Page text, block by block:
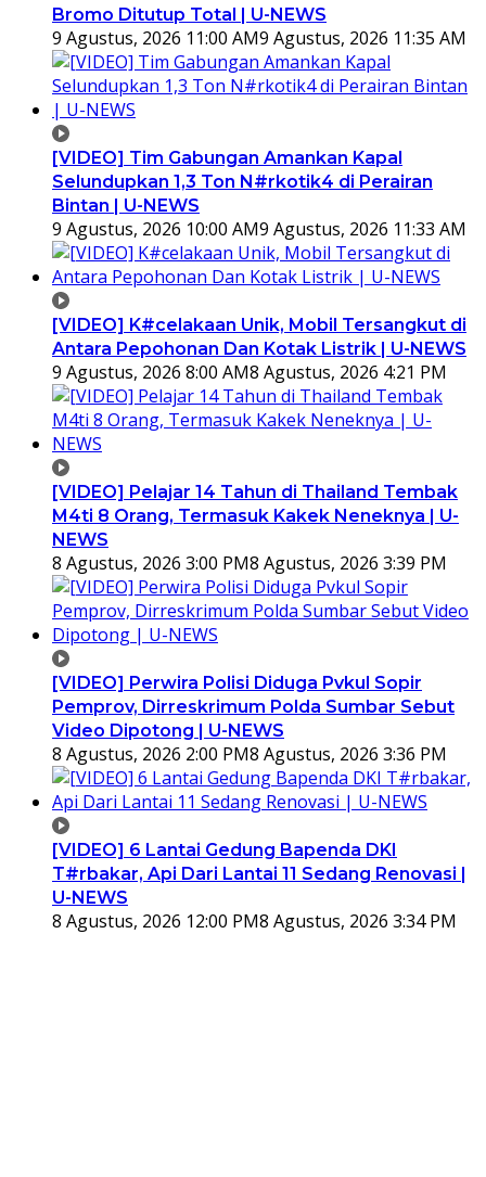
Bromo Ditutup Total | U-NEWS
9 Agustus, 2026 11:00 AM9 Agustus, 2026 11:35 AM
[VIDEO] Tim Gabungan Amankan Kapal
Selundupkan 1,3 Ton N#rkotik4 di Perairan
Bintan | U-NEWS
9 Agustus, 2026 10:00 AM9 Agustus, 2026 11:33 AM
[VIDEO] K#celakaan Unik, Mobil Tersangkut di
Antara Pepohonan Dan Kotak Listrik | U-NEWS
9 Agustus, 2026 8:00 AM8 Agustus, 2026 4:21 PM
[VIDEO] Pelajar 14 Tahun di Thailand Tembak
M4ti 8 Orang, Termasuk Kakek Neneknya | U-
NEWS
8 Agustus, 2026 3:00 PM8 Agustus, 2026 3:39 PM
[VIDEO] Perwira Polisi Diduga Pvkul Sopir
Pemprov, Dirreskrimum Polda Sumbar Sebut
Video Dipotong | U-NEWS
8 Agustus, 2026 2:00 PM8 Agustus, 2026 3:36 PM
[VIDEO] 6 Lantai Gedung Bapenda DKI
T#rbakar, Api Dari Lantai 11 Sedang Renovasi |
U-NEWS
8 Agustus, 2026 12:00 PM8 Agustus, 2026 3:34 PM